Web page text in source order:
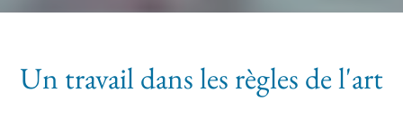
Un travail dans les règles de l'art